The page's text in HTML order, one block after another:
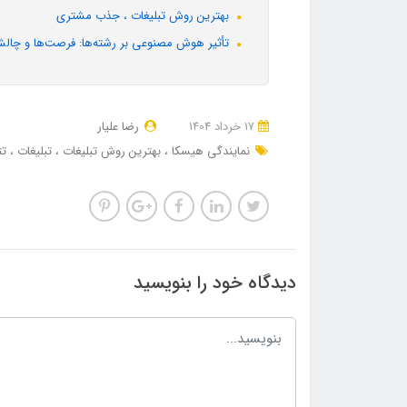
بهترین روش تبلیغات ، جذب مشتری
تأثیر هوش مصنوعی بر رشته‌ها: فرصت‌ها و
رضا علیار
نمایندگی هیسکا بهترین روش تبلیغات تبلیغات
دیدگاه خود را بنویسید